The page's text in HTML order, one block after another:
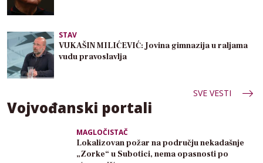
STAV
VUKAŠIN MILIĆEVIĆ: Jovina gimnazija u raljama
vudu pravoslavlja
SVE VESTI
Vojvođanski portali
MAGLOČISTAČ
Lokalizovan požar na području nekadašnje
„Zorke“ u Subotici, nema opasnosti po